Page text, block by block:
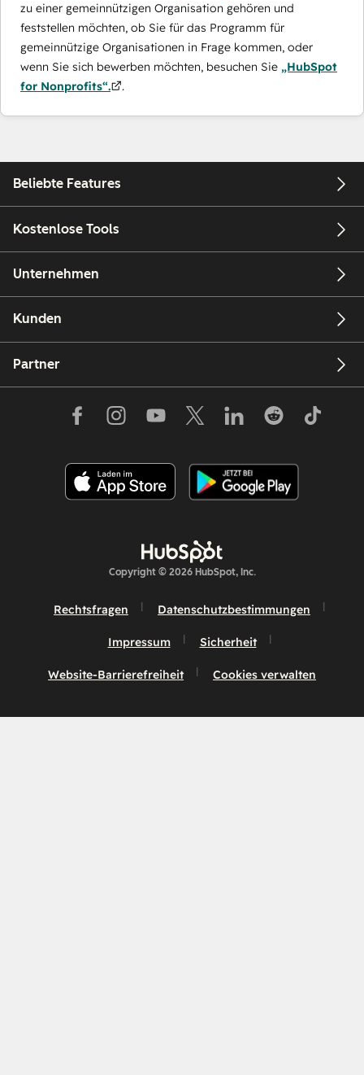
zu einer gemeinnützigen Organisation gehören und
feststellen möchten, ob Sie für das Programm für
gemeinnützige Organisationen in Frage kommen, oder
wenn Sie sich bewerben möchten, besuchen Sie „HubSpot
for Nonprofits“.
.
Beliebte Features
Kostenlose Tools
Unternehmen
Kunden
Partner
Copyright © 2026 HubSpot, Inc.
Rechtsfragen Datenschutzbestimmungen
Impressum Sicherheit
Website-Barrierefreiheit Cookies verwalten